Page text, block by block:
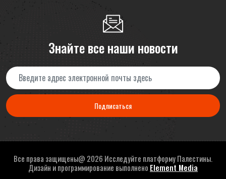
Знайте все наши новости
Подписаться
Все права защищены@ 2026 Исследуйте платформу Палестины.
Дизайн и программирование выполнено Element Media